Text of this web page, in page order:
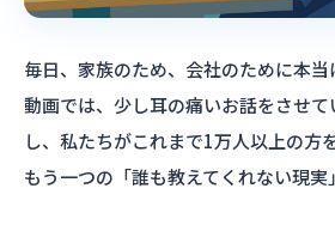
毎日、家族のため、会社のために本当
動画では、少し耳の痛いお話をさせ
し、私たちがこれまで1万人以上の方
もう一つの「誰も教えてくれない現実